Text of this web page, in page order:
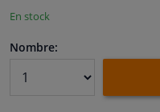
Camping-car, moto & vélo
Promotions et réductions
En stock
Nombre: